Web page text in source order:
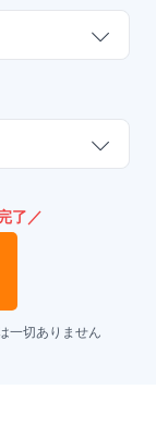
了／
一切ありません